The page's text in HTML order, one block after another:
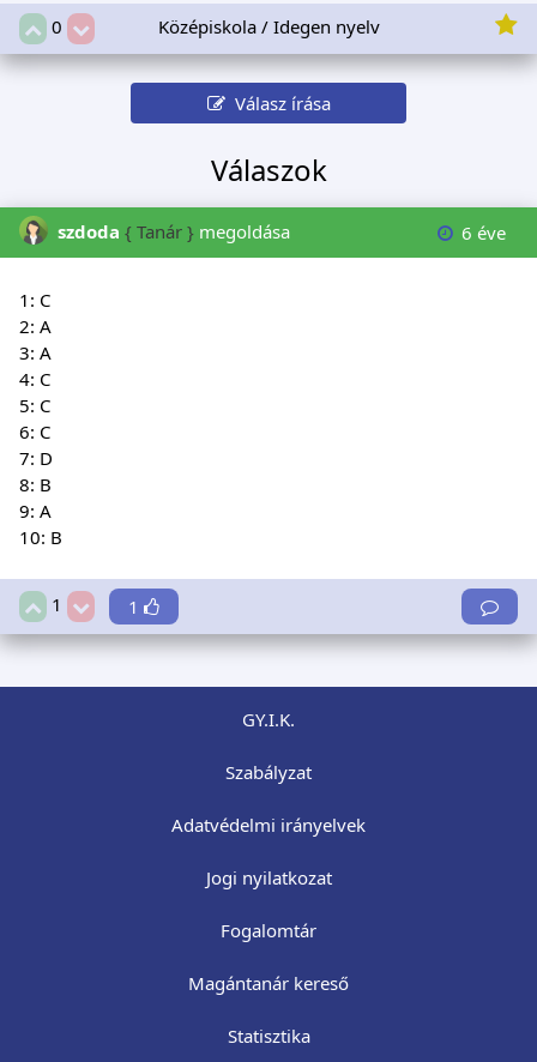
0
Középiskola / Idegen nyelv
Válasz írása
Válaszok
szdoda { Tanár } megoldása 6 éve
1: C
2: A
3: A
4: C
5: C
6: C
7: D
8: B
9: A
10: B
1 1
GY.I.K.
Szabályzat
Adatvédelmi irányelvek
Jogi nyilatkozat
Fogalomtár
Magántanár kereső
Statisztika